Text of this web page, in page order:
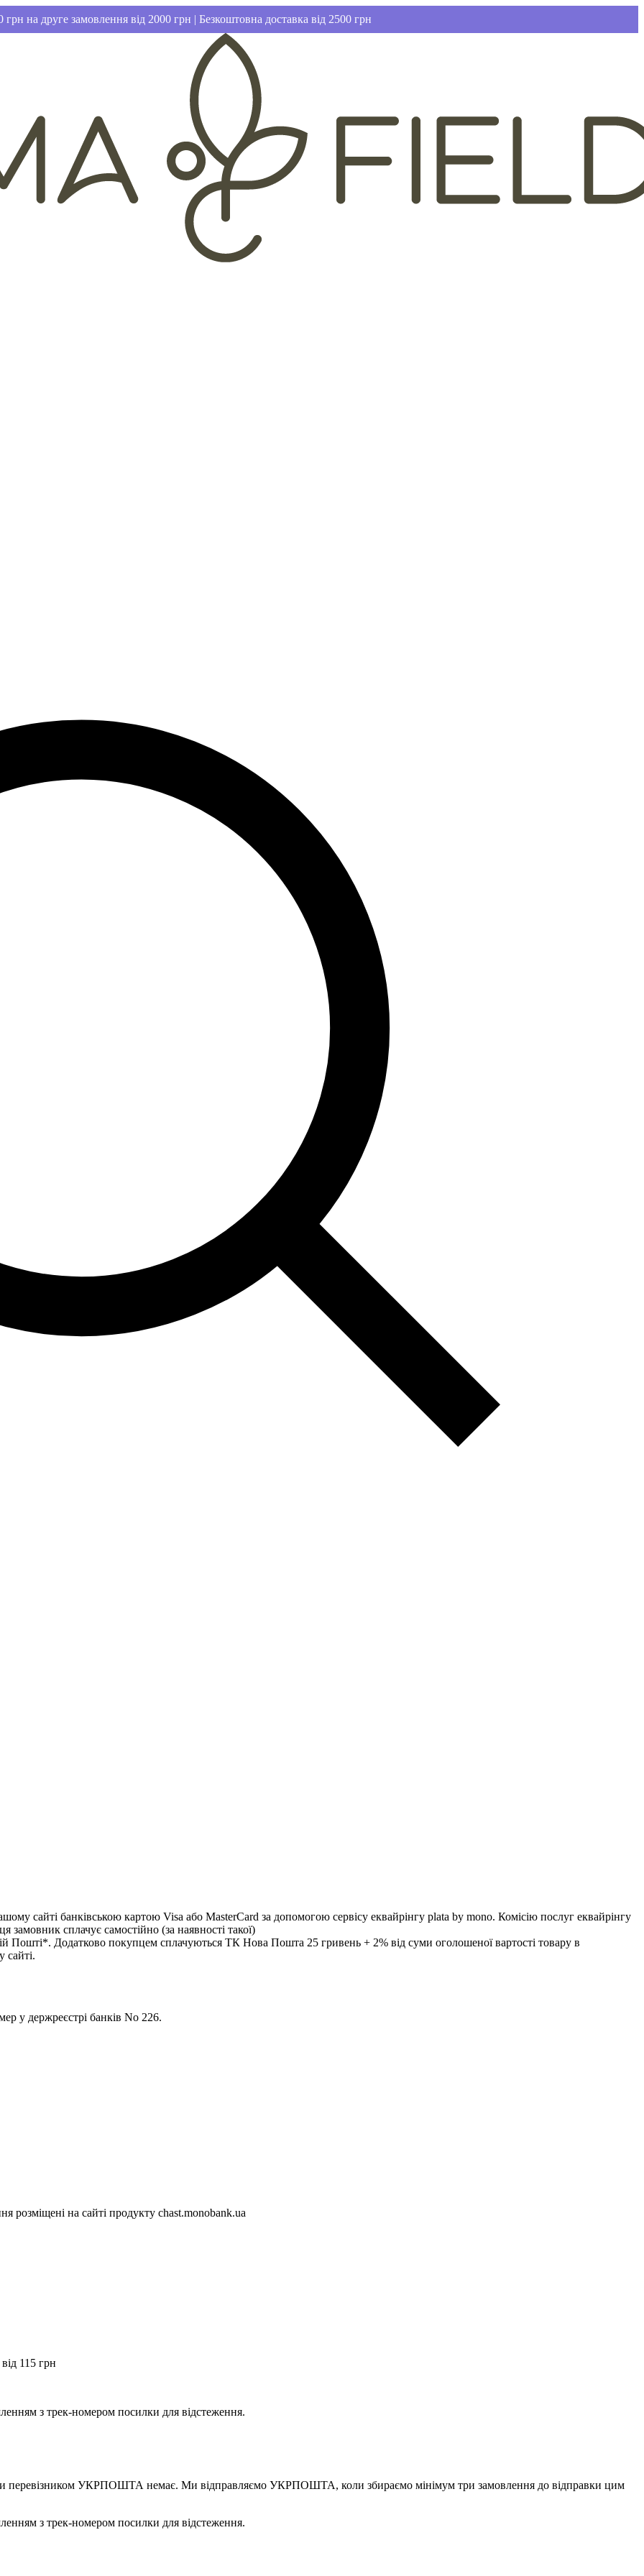
грн на друге замовлення від 2000 грн | Безкоштовна доставка від 2500 грн
банківською картою Visa або MasterCard за допомогою сервісу еквайрінгу plata by mono. Комісію послуг еквайрінгу
замовник сплачує самостійно (за наявності такої)
Додатково покупцем сплачуються ТК Нова Пошта 25 гривень + 2% від суми оголошеної вартості товару в
сайті.
у держреєстрі банків No 226.
розміщені на сайті продукту chast.monobank.ua
115 грн
з трек-номером посилки для відстеження.
перевізником УКРПОШТА немає. Ми відправляємо УКРПОШТА, коли збираємо мінімум три замовлення до відправки цим
з трек-номером посилки для відстеження.